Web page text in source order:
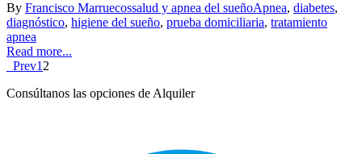
By Francisco Marruecossalud y apnea del sueñoApnea, diabetes,
diagnóstico, higiene del sueño, prueba domiciliaria, tratamiento
apnea
Read more...
Prev1 2
Consúltanos las opciones de Alquiler